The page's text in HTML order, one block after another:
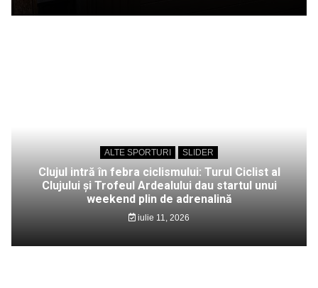
ALTE SPORTURI SLIDER
Clujul intră în febra ciclismului: Turul Ciclist al
Clujului și Trofeul Ardealului dau startul unui
weekend plin de adrenalină
iulie 11, 2026